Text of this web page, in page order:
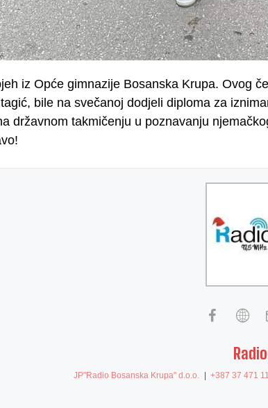
iz Opće gimnazije Bosanska Krupa. Ovog
bile na svečanoj dodjeli diploma za
državnom takmičenju u poznavanju
JP"Radio Bosanska Krupa" d.o.o. | +387 37 471